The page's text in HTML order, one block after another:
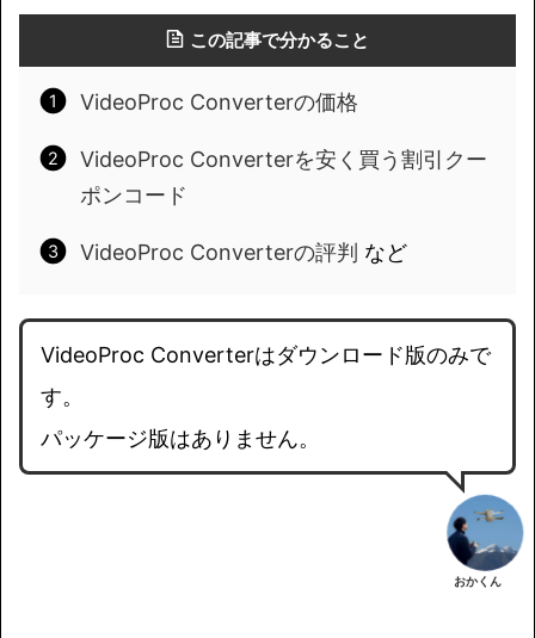
この記事で分かること
VideoProc Converterの価格
VideoProc Converterを安く買う割引クー
ポンコード
VideoProc Converterの評判 など
VideoProc Converterはダウンロード版のみで
す。
パッケージ版はありません。
おかくん